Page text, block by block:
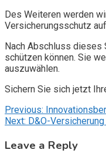
Des Weiteren werden
Versicherungsschutz
Nach Abschluss dieses
schützen können. Sie
auszuwählen.
Sichern Sie sich jetzt
Post
navigation
Previous:
Next: D&O-
Leave a Reply